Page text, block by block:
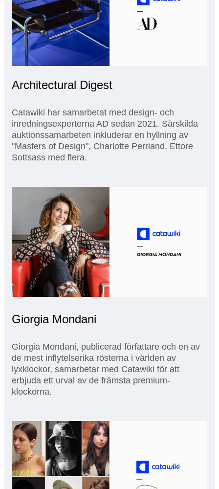
Architectural Digest
Catawiki har samarbetat med design- och
inredningsexperterna AD sedan 2021. Särskilda
auktionssamarbeten inkluderar en hyllning av
"Masters of Design", Charlotte Perriand, Ettore
Sottsass med flera.
Giorgia Mondani
Giorgia Mondani, publicerad författare och en av
de mest inflytelserika rösterna i världen av
lyxklockor, samarbetar med Catawiki för att
erbjuda ett urval av de främsta premium-
klockorna.